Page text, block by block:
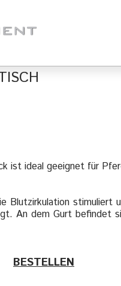
ist ideal geeignet für
Blutzirkulation stimuliert
An dem Gurt befindet
BESTELLEN